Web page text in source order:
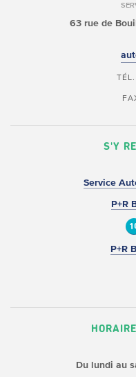
63 rue de
TÉL.
S'Y
Service
P+R
P+R
Du lundi au